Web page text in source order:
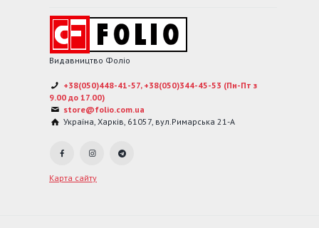
Видавництво Фоліо
+38(050)448-41-57, +38(050)344-45-53 (Пн-Пт з
9.00 до 17.00)
store@folio.com.ua
Україна Харків 61057, вул.Римарська 21-А
Карта сайту